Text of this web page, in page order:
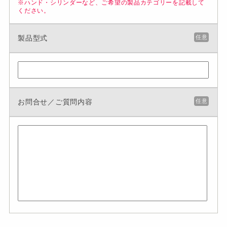
※ハンド・シリンダーなど、ご希望の製品カテゴリーを記載して
ください。
製品型式 任意
お問合せ／ご質問内容 任意